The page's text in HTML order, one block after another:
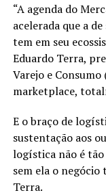
“A agenda do
acelerada que a
tem em seu
Eduardo Terra,
Varejo e Consumo
marketplace,
E o braço de
sustentação aos
logística não é
sem ela o negócio
Terra.